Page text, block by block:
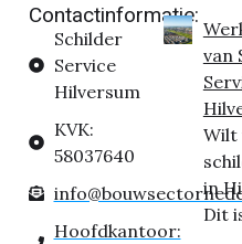
Contactinformatie:
Schilder
Service
Hilversum
KVK:
58037640
Hoofdkantoor:
van
Wilt
in
Dit